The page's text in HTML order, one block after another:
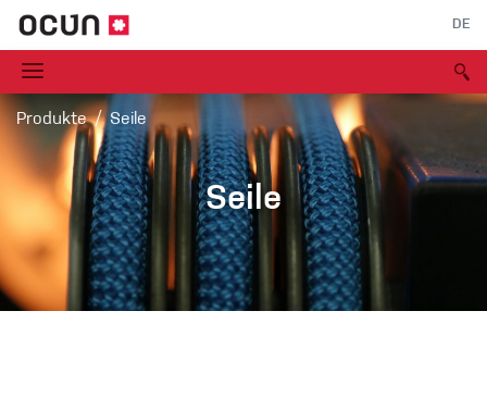
DE
Produkte Seile
Seile